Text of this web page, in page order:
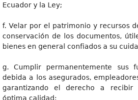
Ecuador y la Ley;
f. Velar por el patrimonio y recursos
conservación de los documentos,
bienes en general confiados a su
g. Cumplir permanentemente sus
debida a los asegurados,
garantizando el derecho a recibir
óptima calidad;